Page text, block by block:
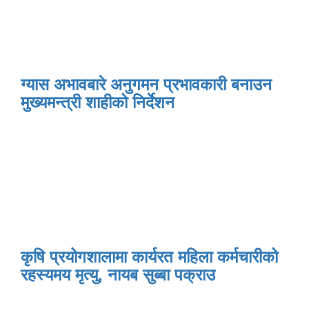
ग्यास अभावबारे अनुगमन प्रभावकारी बनाउन
मुख्यमन्त्री शाहीको निर्देशन
कृषि प्रयोगशालामा कार्यरत महिला कर्मचारीको
रहस्यमय मृत्यु, नायब सुब्बा पक्राउ